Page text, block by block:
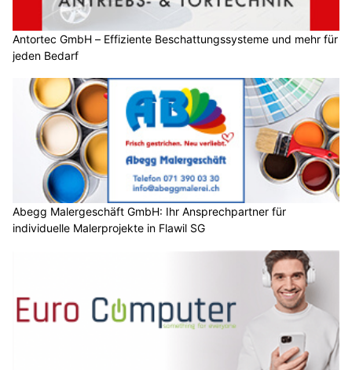
Antortec GmbH – Effiziente Beschattungssysteme und mehr für
jeden Bedarf
Abegg Malergeschäft GmbH: Ihr Ansprechpartner für
individuelle Malerprojekte in Flawil SG